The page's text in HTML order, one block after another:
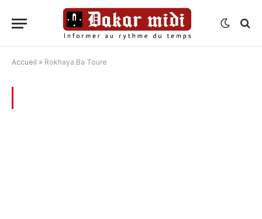
Accueil » Rokhaya Ba Toure